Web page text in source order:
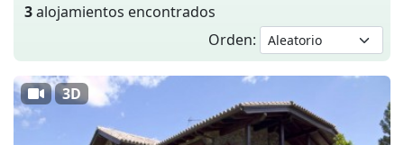
3alojamientos encontrados
Orden:
3D